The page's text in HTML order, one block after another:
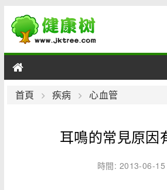
男性
首頁 疾病 心血管
耳鳴的常見原因
時間: 2013-06-15